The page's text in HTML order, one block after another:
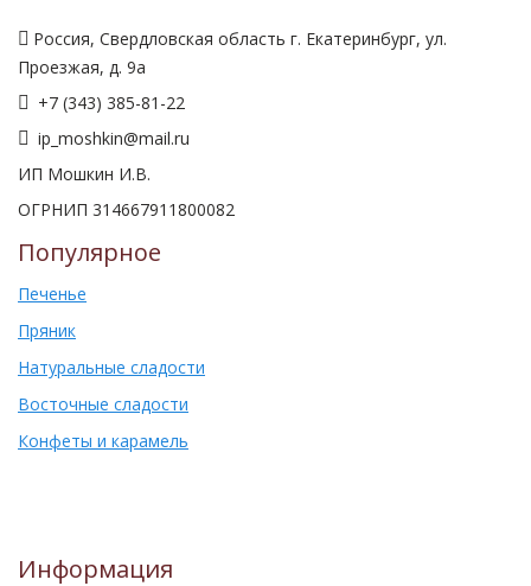
Россия, Свердловская область г. Екатеринбург, ул.
Проезжая, д. 9а
+7 (343) 385-81-22
ip_moshkin@mail.ru
ИП Мошкин И.В.
ОГРНИП 314667911800082
Популярное
Печенье
Пряник
Натуральные сладости
Восточные сладости
Конфеты и карамель
Информация